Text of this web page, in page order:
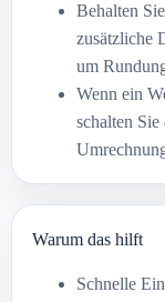
Behalten
zusätzliche
um
Wenn ein
schalten
Warum das hilft
Schnelle